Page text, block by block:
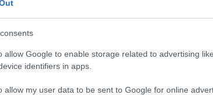
allow Google to enable storage related to advertising
identifiers in apps.
allow my user data to be sent to Google for online
διστάζει να προκαλέσει
ο Πούτιν “ρίχνει”
Δύση
κατηγορίες εξαπέλυσε ο Ρώσος Πρόεδρος
- 19:41